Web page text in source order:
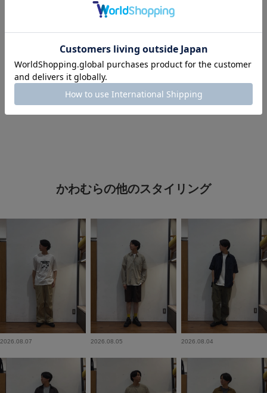
#メンズコーデ #キレイめカジュアル
#メンズファッション #着回し力抜群アイテム
#大人ファッション #初夏のサンダルコーデ #5月コレ推し
#EKAL #サマシェア
かわむらの他のスタイリング
2026.08.07 2026.08.05 2026.08.04